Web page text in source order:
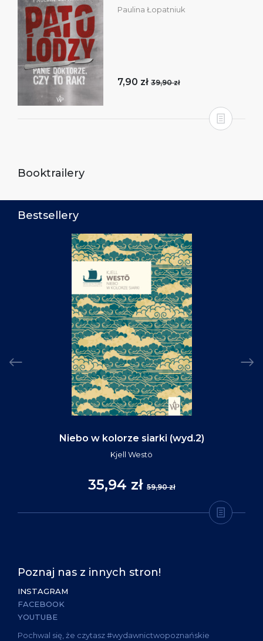
Paulina Łopatniuk
7,90 zł 39,90 zł
Booktrailery
Bestsellery
Niebo w kolorze siarki (wyd.2)
Kjell Westö
35,94 zł 59,90 zł
Poznaj nas z innych stron!
INSTAGRAM
FACEBOOK
YOUTUBE
Pochwal się, że czytasz #wydawnictwopoznańskie